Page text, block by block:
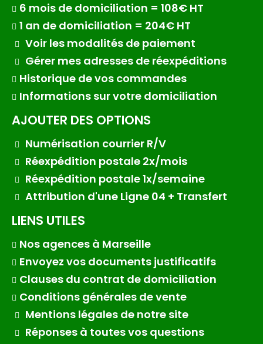
6 mois de domiciliation = 108€ HT
1 an de domiciliation = 204€ HT
Voir les modalités de paiement
Gérer mes adresses de réexpéditions
Historique de vos commandes
Informations sur votre domiciliation
AJOUTER DES OPTIONS
Numérisation courrier R/V
Réexpédition postale 2x/mois
Réexpédition postale 1x/semaine
Attribution d'une Ligne 04 + Transfert
LIENS UTILES
Nos agences à Marseille
Envoyez vos documents justificatifs
Clauses du contrat de domiciliation
Conditions générales de vente
Mentions légales de notre site
Réponses à toutes vos questions